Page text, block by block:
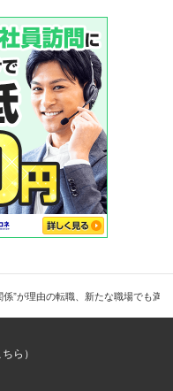
係”が理由の転職、新たな職場でも
ら）